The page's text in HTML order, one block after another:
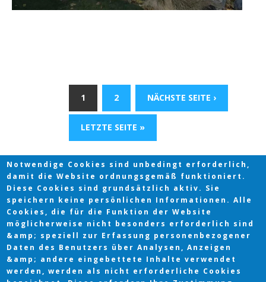
1 2 NÄCHSTE SEITE ›
LETZTE SEITE »
Notwendige Cookies sind unbedingt erforderlich,
damit die Website ordnungsgemäß funktioniert.
Diese Cookies sind grundsätzlich aktiv. Sie
speichern keine persönlichen Informationen. Alle
Cookies, die für die Funktion der Website
möglicherweise nicht besonders erforderlich sind
&amp; speziell zur Erfassung personenbezogener
Daten des Benutzers über Analysen, Anzeigen
&amp; andere eingebettete Inhalte verwendet
werden, werden als nicht erforderliche Cookies